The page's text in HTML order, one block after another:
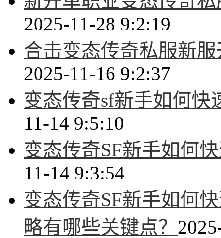
2025-11-28 9:2:19
合击变态传奇私服新
2025-11-16 9:2:37
变态传奇sf新手如何快
11-14 9:5:10
变态传奇SF新手如何
11-14 9:3:54
变态传奇SF新手如何
略有哪些关键点？